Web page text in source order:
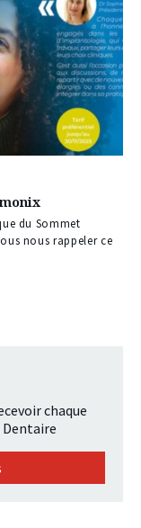
du Sommet
nous rappeler ce
chaque
Dentaire